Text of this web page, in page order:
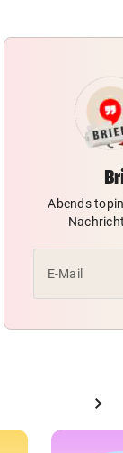
Abends
E-Mail
chevron_right